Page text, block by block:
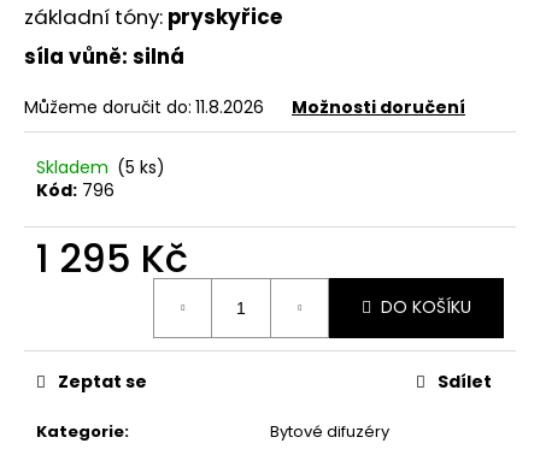
základní tóny: pryskyřice
síla vůně: silná
Můžeme doručit do: 11.8.2026 Možnosti doručení
Skladem (5 ks)
Kód: 796
1 295 Kč
DO KOŠÍKU
Kategorie: Bytové difuzéry
Zeptat se Sdílet
p
o
u
č
u
m
100G
835